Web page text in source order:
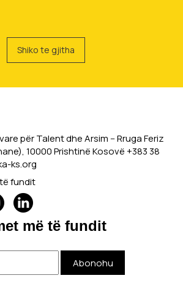
Shiko te gjitha
për Talent dhe Arsim -- Rruga Feriz
10000 Prishtinë Kosovë +383 38
ks.org
fundit
më të fundit
Abonohu